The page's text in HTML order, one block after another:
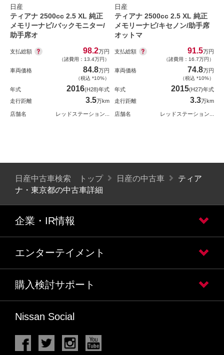
日産
ティアナ 2500cc 2.5 XL 純正
メモリーナビ/バックモニター/
助手席オ
支払総額 98.2万円
（諸費用：13.4万円）
車両価格 84.8万円
（税込 *10%）
年式 2016(H28)年式
走行距離
3.5万km
店舗名 レッドステーション...
日産
ティアナ 2500cc 2.5 XL 純正
メモリーナビ/キセノン/助手席
オットマ
支払総額 91.5万円
（諸費用：16.7万円）
車両価格 74.8万円
（税込 *10%）
年式 2015(H27)年式
走行距離
3.3万km
店舗名 レッドステーション...
日産中古車検索 トップ 日産の中古車
ティア
ナ・東京都の中古車詳細
企業・IR情報
エンターテイメント
購入検討サポート
Nissan Social